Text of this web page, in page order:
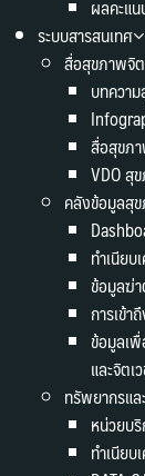
ผลคะแ
ระบบสารสนเทศ
สื่อสุขภาพจิ
บทควา
สื่อสุขภ
VDO สุ
คลังข้อมูลสุ
ทำเนีย
ข้อมูลฆ่
การเข้
ข้อมูลเ
และจิตเ
ทรัพยากรแล
หน่วยบ
ทำเนีย